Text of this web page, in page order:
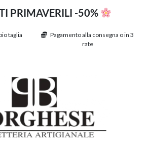
PRIMAVERILI -50%
taglia
Pagamento alla consegna o in 3
rate